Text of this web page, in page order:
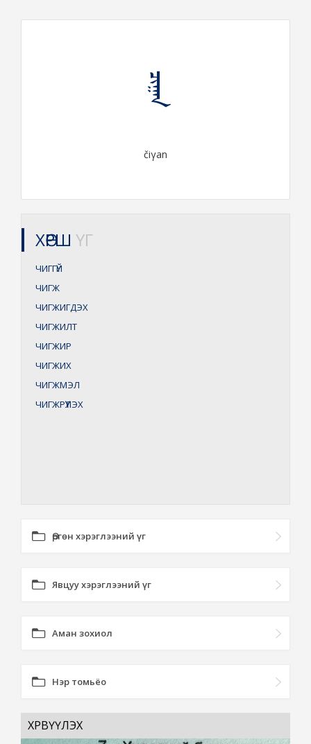
ᠴᠢᠭᠠᠨ
čiγan
ХӨРШ ҮГ
ЧИГГҮЙ
ЧИГЖ
ЧИГЖИГДЭХ
ЧИГЖИЛТ
ЧИГЖИР
ЧИГЖИХ
ЧИГЖМЭЛ
ЧИГЖРҮҮЛЭХ
Өргөн хэрэглээний үг
Явцуу хэрэглээний үг
Аман зохиол
Нэр томьёо
ХӨРВҮҮЛЭХ